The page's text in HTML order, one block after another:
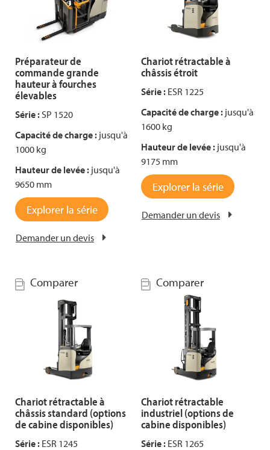
Préparateur de
commande grande
hauteur à fourches
élevables
Série :SP 1520
Capacité de charge : jusqu'à
1000 kg
Hauteur de levée : jusqu'à
9650 mm
Explorer la série
Demander un devis
Chariot rétractable à
châssis étroit
Série : ESR 1225
Capacité de charge : jusqu'à
1600 kg
Hauteur de levée : jusqu'à
9175 mm
Explorer la série
Demander un devis
Comparer
Chariot rétractable à
châssis standard (options
de cabine disponibles)
Série : ESR 1245
Comparer
Chariot rétractable
industriel (options de
cabine disponibles)
Série : ESR 1265